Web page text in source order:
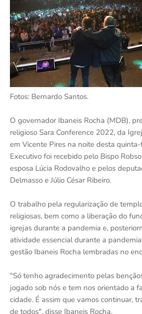
Fotos: Bernardo Santos.
O governador Ibaneis Rocha (MDB),
religioso Sara Conference 2022, da
em Vicente Pires na noite desta
Executivo foi recebido pelo Bispo
esposa Lúcia Rodovalho e pelos
Delmasso e Júlio César Ribeiro.
O trabalho pela regularização de
religiosas, bem como a liberação do
igrejas durante a pandemia e,
atividade essencial durante a
gestão Ibaneis Rocha lembradas no
"Só tenho agradecimento pelas
jogado sob nós e tem nos orientado a
cidade. É assim que vamos continuar,
de todos", disse Ibaneis Rocha.